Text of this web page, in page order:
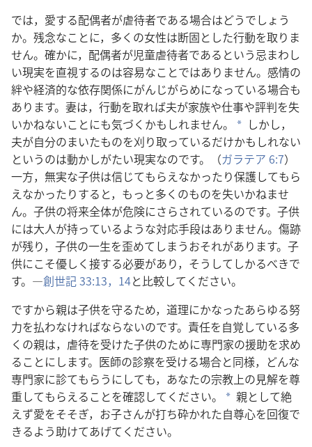
では，愛する配偶者が虐待者である場合はどうでしょ う
か。残念なことに，多く の女性は断固と した行動を取り ま
せん。確かに，配偶者が児童虐待者である という忌まわし
い現実を直視するのは容易なことではあり ません。感情の
絆や経済的な依存関係にがんじがらめになっている場合も
あり ます。妻は，行動を取れば夫が家族や仕事や評判を失
いかねないことにも気づく かも しれません。 * しかし，
夫が自分のまいたものを刈り取っているだけかも しれない
というのは動かしがたい現実なのです。（ガラテア 6:7）
一方，無実な子供は信じてもらえなかったり保護してもら
えなかったりする と，もっと多く のものを失いかねませ
ん。子供の将来全体が危険にさらされているのです。子供
には大人が持っているような対応手段はあり ません。傷跡
が残り，子供の一生を歪めて しまうおそれがあり ます。子
供にこそ優しく 接する必要があり，そう して しかるべきで
す。―創世記 33:13，14と比較して ください。
ですから親は子供を守るため，道理にかなったあらゆる努
力を払わなければならないのです。責任を自覚している多
く の親は，虐待を受けた子供のために専門家の援助を求め
ることにします。医師の診察を受ける場合と同様，どんな
専門家に診てもらう にしても，あなたの宗教 上の見解を尊
重してもらえることを確認して ください。 * 親と して絶
えず愛をそそぎ，お子さんが打ち砕かれた自尊心を回復で
きるよう助けてあげて ください。